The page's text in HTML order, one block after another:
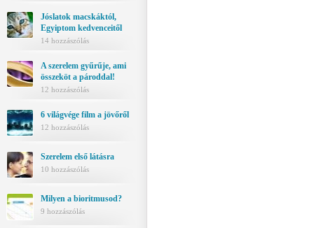
Jóslatok macskáktól,
Egyiptom kedvenceitől
14 hozzászólás
A szerelem gyűrűje, ami
összeköt a pároddal!
12 hozzászólás
6 világvége film a jövőről
12 hozzászólás
Szerelem első látásra
10 hozzászólás
Milyen a bioritmusod?
9 hozzászólás